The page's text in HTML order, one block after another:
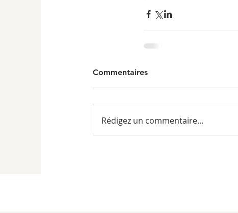
Commentaires
Rédigez un commentaire...